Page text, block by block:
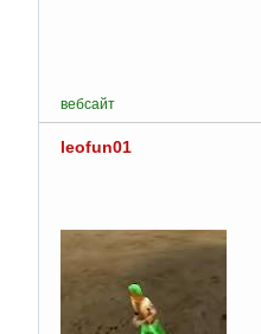
вебсайт
leofun01